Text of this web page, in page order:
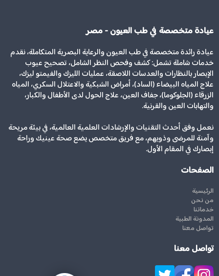
عيادة متخصصة في طب العيون - مصر
عيادة رائدة متخصصة في طب العيون والرعاية البصرية المتكاملة، نقدم
خدمات شاملة تشمل: كشف وفحص النظر الشامل، تصحيح عيوب
الإبصار بالنظارات والعدسات اللاصقة، عمليات الليزك والفيمتو ليزك،
علاج المياه البيضاء (الساد)، أمراض الشبكية والاعتلال السكري، المياه
الزرقاء (الجلوكوما)، جفاف العين، علاج الحول لدى الأطفال والكبار،
والتهابات العين والقرنية.
نعمل وفق أحدث التقنيات والإرشادات العلمية العالمية، في بيئة مريحة
وآمنة للمرضى وذويهم، مع فريق متخصص يضع صحة عينيك وراحة
إبصارك في المقام الأول.
الصفحات
الرئيسية
من نحن
خدماتنا
المدونة الطبية
تواصل معنا
تواصل معنا